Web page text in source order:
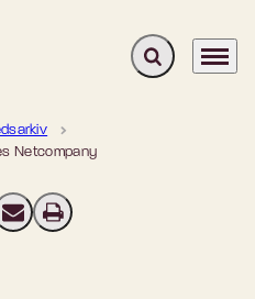
Fold søgefelt
Menu
Netcompany
LinkedIn
Send email
Print